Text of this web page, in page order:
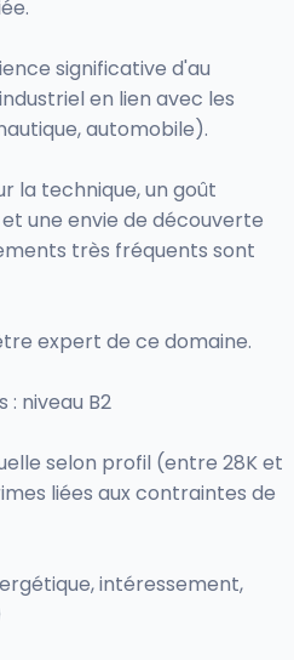
significative d'au
en lien avec les
automobile).
la technique, un goût
une envie de découverte
très fréquents sont
expert de ce domaine.
: niveau B2
selon profil (entre 28K et
liées aux contraintes de
intéressement,